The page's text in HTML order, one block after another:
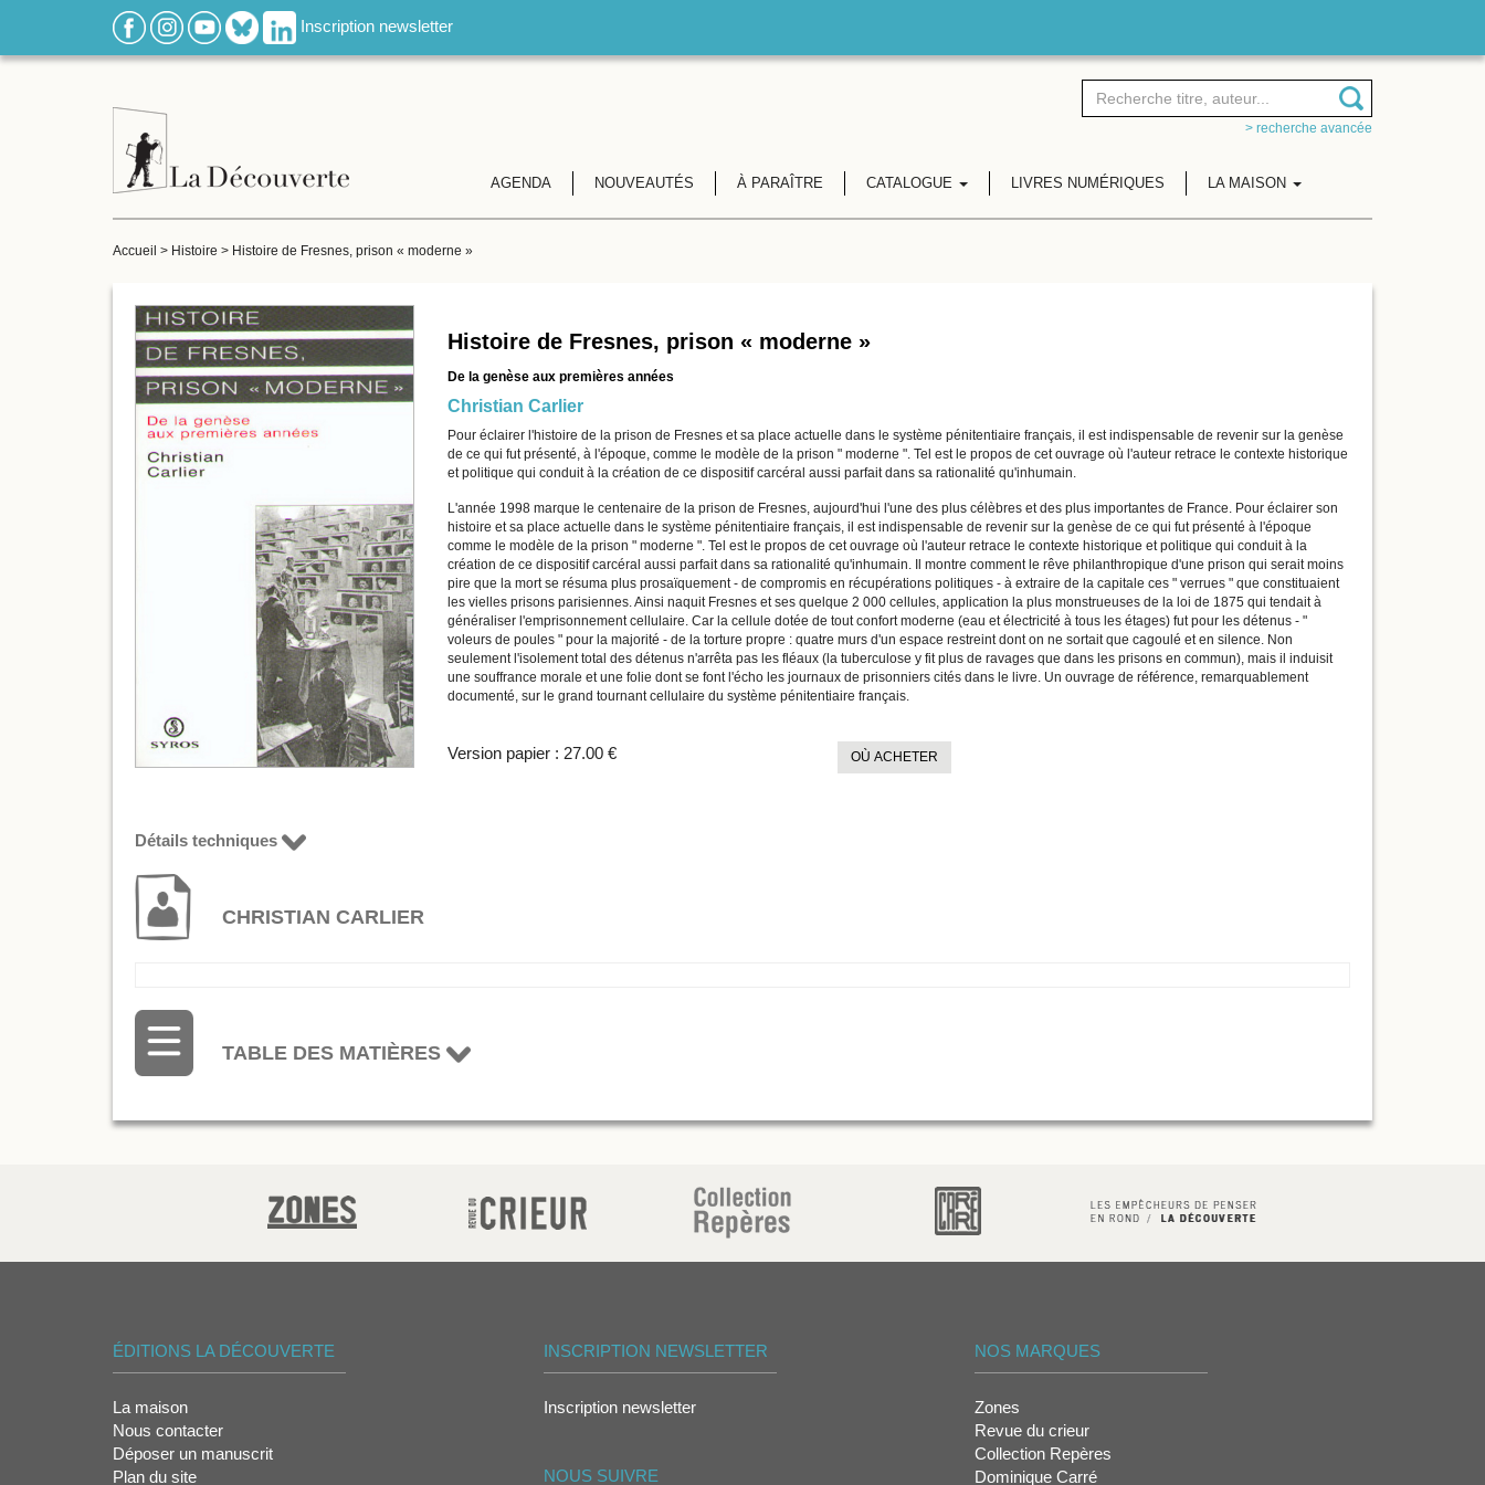
Inscription newsletter
> recherche avancée
AGENDA NOUVEAUTÉS À PARAÎTRE CATALOGUE LIVRES NUMÉRIQUES LA MAISON
Accueil > Histoire > Histoire de Fresnes, prison « moderne »
Histoire de Fresnes, prison « moderne »
De la genèse aux premières années
Christian Carlier
Pour éclairer l'histoire de la prison de Fresnes et sa place actuelle dans le système pénitentiaire français, il est indispensable de revenir sur la genèse
de ce qui fut présenté, à l'époque, comme le modèle de la prison " moderne ". Tel est le propos de cet ouvrage où l'auteur retrace le contexte historique
et politique qui conduit à la création de ce dispositif carcéral aussi parfait dans sa rationalité qu'inhumain.
L'année 1998 marque le centenaire de la prison de Fresnes, aujourd'hui l'une des plus célèbres et des plus importantes de France. Pour éclairer son
histoire et sa place actuelle dans le système pénitentiaire français, il est indispensable de revenir sur la genèse de ce qui fut présenté à l'époque
comme le modèle de la prison " moderne ". Tel est le propos de cet ouvrage où l'auteur retrace le contexte historique et politique qui conduit à la
création de ce dispositif carcéral aussi parfait dans sa rationalité qu'inhumain. Il montre comment le rêve philanthropique d'une prison qui serait moins
pire que la mort se résuma plus prosaïquement - de compromis en récupérations politiques - à extraire de la capitale ces " verrues " que constituaient
les vielles prisons parisiennes. Ainsi naquit Fresnes et ses quelque 2 000 cellules, application la plus monstrueuses de la loi de 1875 qui tendait à
généraliser l'emprisonnement cellulaire. Car la cellule dotée de tout confort moderne (eau et électricité à tous les étages) fut pour les détenus - "
voleurs de poules " pour la majorité - de la torture propre : quatre murs d'un espace restreint dont on ne sortait que cagoulé et en silence. Non
seulement l'isolement total des détenus n'arrêta pas les fléaux (la tuberculose y fit plus de ravages que dans les prisons en commun), mais il induisit
une souffrance morale et une folie dont se font l'écho les journaux de prisonniers cités dans le livre. Un ouvrage de référence, remarquablement
documenté, sur le grand tournant cellulaire du système pénitentiaire français.
Version papier : 27.00 € OÙ ACHETER
Détails techniques
CHRISTIAN CARLIER
TABLE DES MATIÈRES
ÉDITIONS LA DÉCOUVERTE
La maison
Nous contacter
Déposer un manuscrit
Plan du site
INSCRIPTION NEWSLETTER
Inscription newsletter
NOUS SUIVRE
NOS MARQUES
Zones
Revue du crieur
Collection Repères
Dominique Carré